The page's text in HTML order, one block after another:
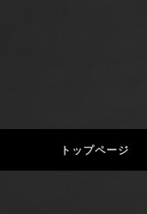
トップページ